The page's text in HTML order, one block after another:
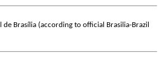
Brasília (according to official Brasilia-Brazil